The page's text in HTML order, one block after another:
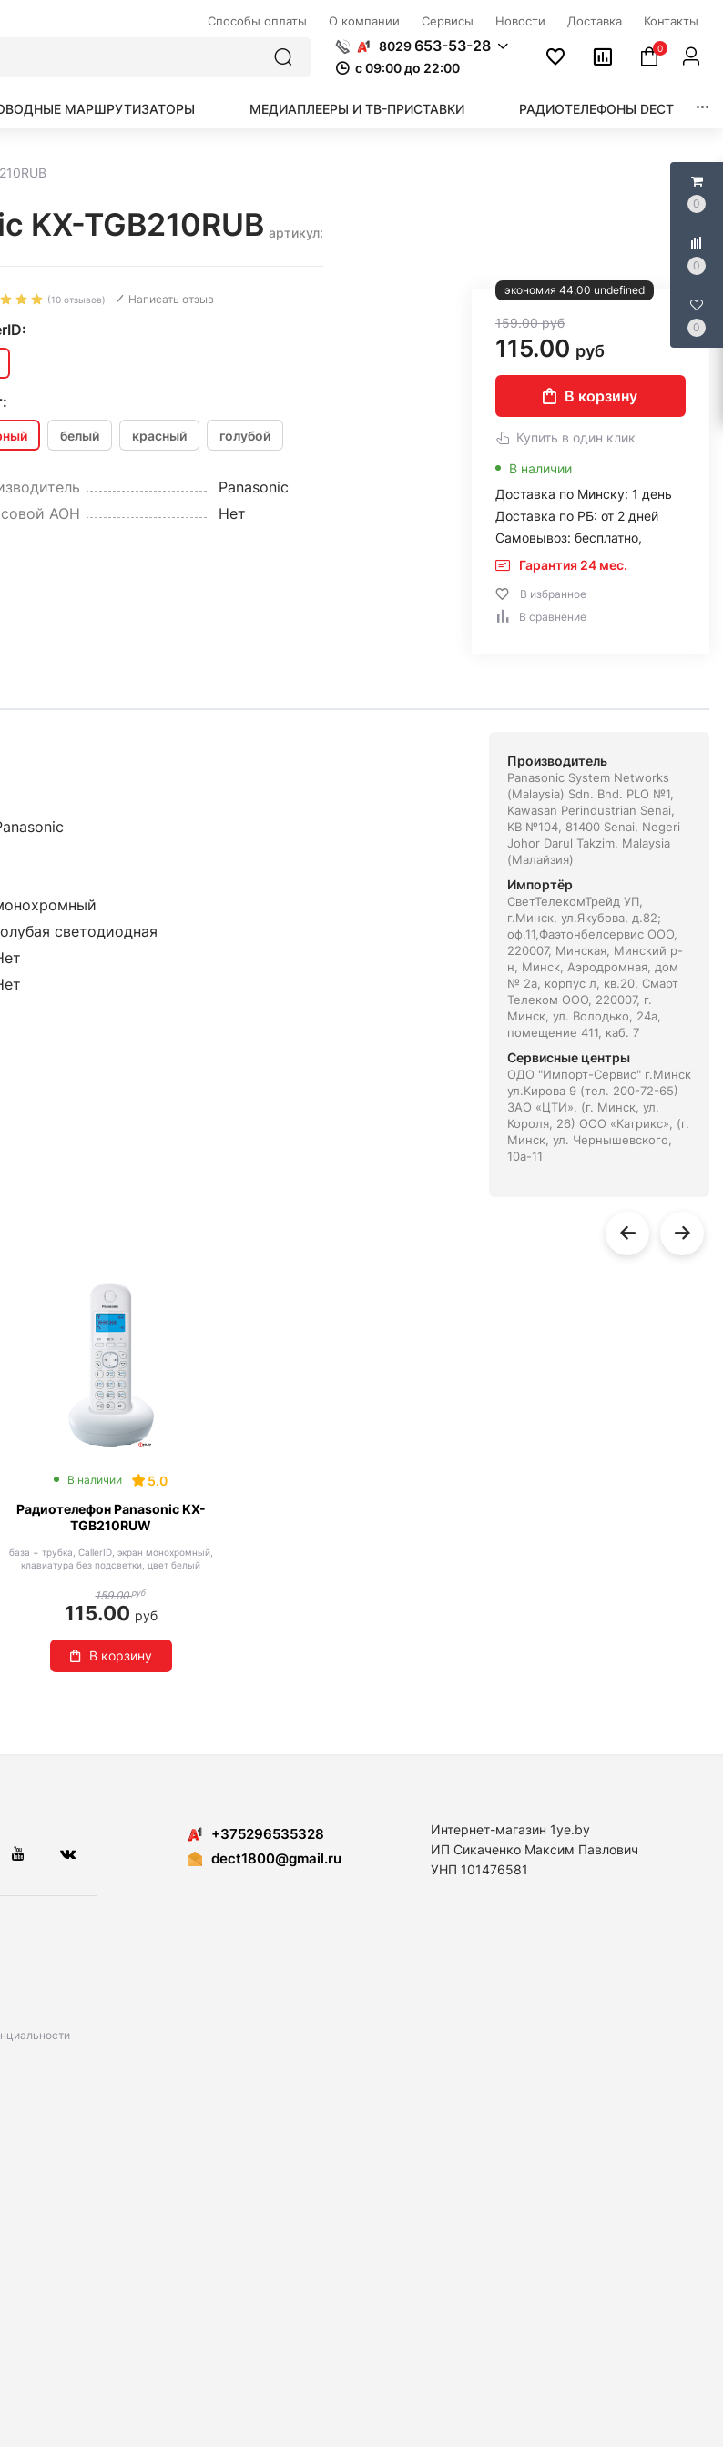
0
0
0
Способы оплаты О компании Сервисы Новости Доставка Контакты
8029653-53-28
c 09:00 до 22:00
0
МАРШРУТИЗАТОРЫ МЕДИАПЛЕЕРЫ И ТВ-ПРИСТАВКИ РАДИОТЕЛЕФОНЫ DECT
KX-TGB210RUB артикул:
(10 отзывов) Написать отзыв
белый красный голубой
Panasonic
АОН
Нет
экономия 44,00 undefined
159.00руб
115.00 руб
В корзину
Купить в один клик
В наличии
Доставка по Минску: 1 день
Доставка по РБ: от 2 дней
Самовывоз: бесплатно,
Гарантия 24 мес.
В избранное
В сравнение
светодиодная
Производитель
Panasonic System Networks
(Malaysia) Sdn. Bhd. PLO №1,
Kawasan Perindustrian Senai,
KB №104, 81400 Senai, Negeri
Johor Darul Takzim, Malaysia
(Малайзия)
Импортёр
СветТелекомТрейд УП,
г.Минск, ул.Якубова, д.82;
оф.11,Фаэтонбелсервис ООО,
220007, Минская, Минский р-
н, Минск, Аэродромная, дом
№ 2а, корпус л, кв.20, Смарт
Телеком ООО, 220007, г.
Минск, ул. Володько, 24а,
помещение 411, каб. 7
Сервисные центры
ОДО "Импорт-Сервис" г.Минск
ул.Кирова 9 (тел. 200-72-65)
ЗАО «ЦТИ», (г. Минск, ул.
Короля, 26) ООО «Катрикс», (г.
Минск, ул. Чернышевского,
10а-11
В наличии
5.0
Радиотелефон Panasonic KX-
TGB210RUW
база + трубка, CallerID, экран монохромный,
клавиатура без подсветки, цвет белый
159.00руб
115.00 руб
В корзину
+375296535328
dect1800@gmail.ru
Интернет-магазин 1ye.by
ИП Сикаченко Максим Павлович
УНП 101476581